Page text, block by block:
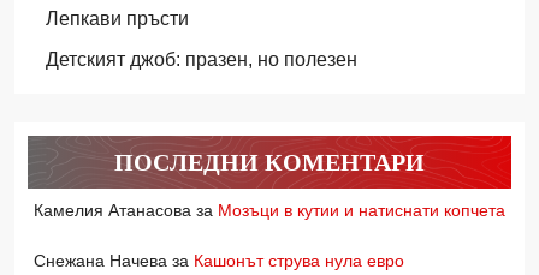
Лепкави пръсти
Детският джоб: празен, но полезен
ПОСЛЕДНИ КОМЕНТАРИ
Камелия Атанасова за Мозъци в кутии и натиснати копчета
Снежана Начева за Кашонът струва нула евро